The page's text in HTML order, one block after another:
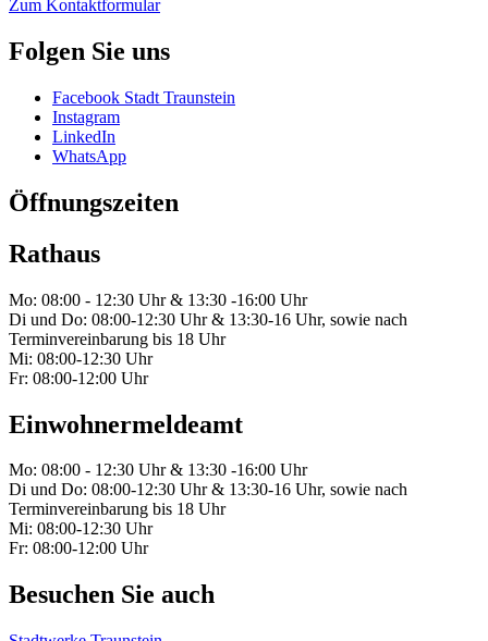
Zum Kontaktformular
Folgen Sie uns
Facebook Stadt Traunstein
Instagram
LinkedIn
WhatsApp
Öffnungszeiten
Rathaus
Mo: 08:00 - 12:30 Uhr & 13:30 -16:00 Uhr
Di und Do: 08:00-12:30 Uhr & 13:30-16 Uhr, sowie nach
Terminvereinbarung bis 18 Uhr
Mi: 08:00-12:30 Uhr
Fr: 08:00-12:00 Uhr
Einwohnermeldeamt
Mo: 08:00 - 12:30 Uhr & 13:30 -16:00 Uhr
Di und Do: 08:00-12:30 Uhr & 13:30-16 Uhr, sowie nach
Terminvereinbarung bis 18 Uhr
Mi: 08:00-12:30 Uhr
Fr: 08:00-12:00 Uhr
Besuchen Sie auch